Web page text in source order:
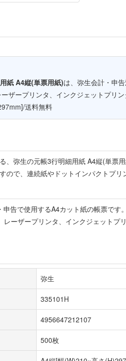
紙 A4縦(単票用紙)は、弥生会計・申
ザープリンタ、インクジェットプリン
送料無料
、弥生の元帳3行明細用紙 A4縦(単票用
ので、連続紙やドットインパクトプリ
告で使用するA4カット紙の帳票です。
ーザープリンタ、インクジェットプリ
弥生
335101H
4956647212107
500枚